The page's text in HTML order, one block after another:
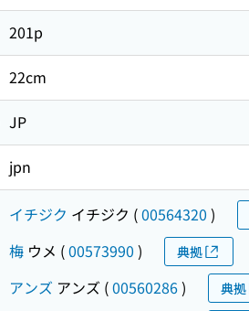
201p
22cm
JP
jpn
イチジク イチジク (00564320 )
梅 ウメ (00573990 ) 典拠
アンズ アンズ (00560286) 典拠